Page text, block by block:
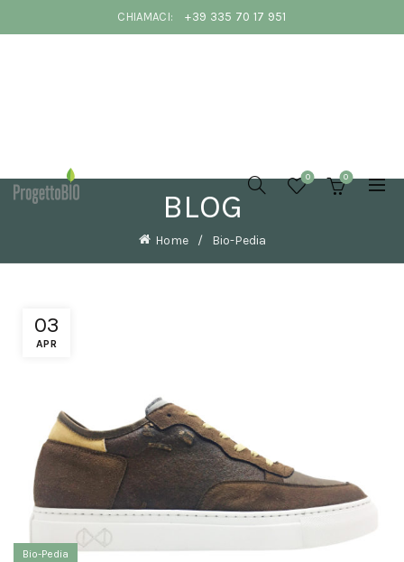
CHIAMACI: +39 335 70 17 951
0 0
BLOG
Home Bio-Pedia
03
APR
Bio-Pedia
LE PARETI
DI CASA IN
PRIMAVERA:
Comments
LA
FUTURO: